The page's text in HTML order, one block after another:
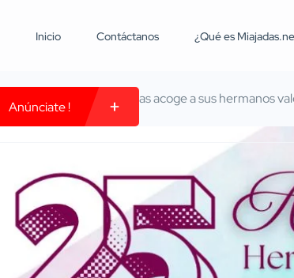
Inicio Contáctanos ¿Qué es
Anúnciate !
Este fin de semana Miajadas acoge a sus hermanos